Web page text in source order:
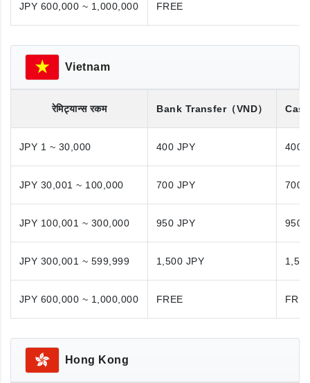
JPY 600,000 ~ 1,000,000 FREE
Vietnam
रेमिट्यान्स रकम Bank Transfer（VND）
JPY 1 ~ 30,000 400 JPY 400
JPY 30,001 ~ 100,000 700 JPY 700
JPY 100,001 ~ 300,000 950 JPY 950
JPY 300,001 ~ 599,999 1,500 JPY
JPY 600,000 ~ 1,000,000 FREE
Hong Kong